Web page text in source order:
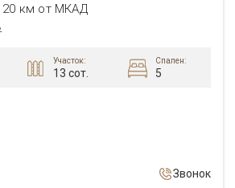
20 км от МКАД
Участок:
13 сот.
Спален:
5
Звонок